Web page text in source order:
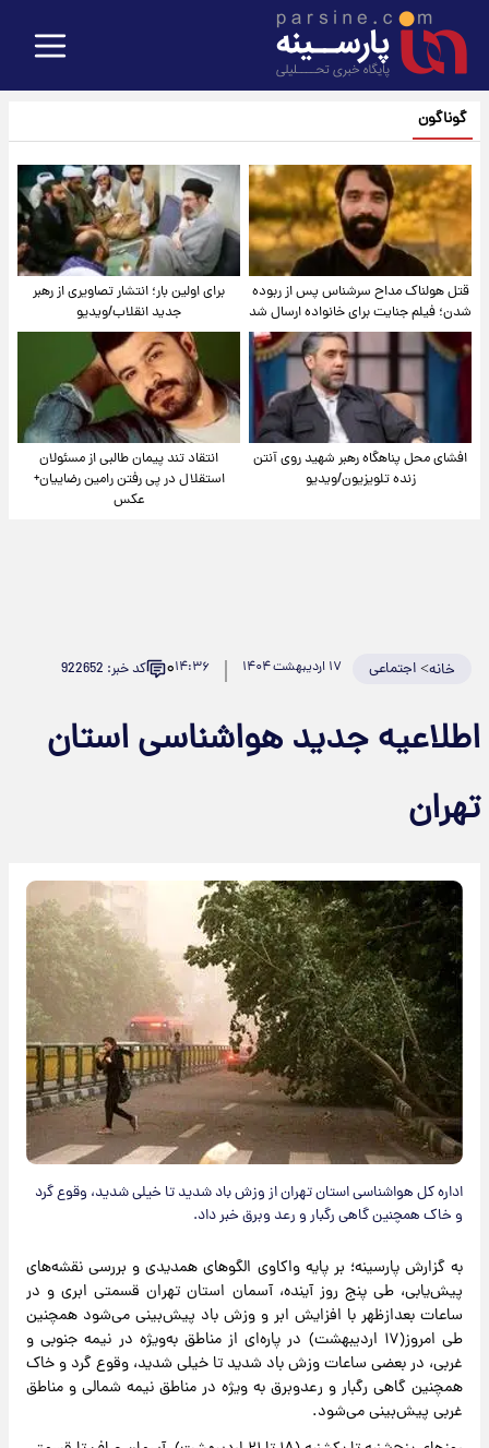
گوناگون
قتل هولناک مداح سرشناس پس از ربوده
شدن؛ فیلم جنایت برای خانواده ارسال شد
برای اولین بار؛ انتشار تصاویری از رهبر
جدید انقلاب/ویدیو
افشای محل پناهگاه‌ رهبر شهید روی آنتن
زنده تلویزیون/ویدیو
انتقاد تند پیمان طالبی از مسئولان
استقلال در پی رفتن رامین رضاییان+
عکس
خانه>اجتماعی ۱۷ اردیبهشت ۱۴۰۴ ۱۴:۳۶۰ کد خبر: 922652
اطلاعیه جدید هواشناسی استان
تهران
اداره کل هواشناسی استان تهران از وزش باد شدید تا خیلی شدید، وقوع گرد
و خاک همچنین گاهی رگبار و رعد وبرق خبر داد.
به گزارش پارسینه؛ بر پایه واکاوی الگوهای همدیدی و بررسی نقشه‌های
پیش‌یابی، طی پنج روز آینده، آسمان استان تهران قسمتی ابری و در
ساعات بعدازظهر با افزایش ابر و وزش باد پیش‌بینی می‌شود همچنین
طی امروز(۱۷ اردیبهشت) در پاره‌ای از مناطق به‌ویژه در نیمه جنوبی و
غربی، در بعضی ساعات وزش باد شدید تا خیلی شدید، وقوع گرد و خاک
همچنین گاهی رگبار و رعدوبرق به ویژه در مناطق نیمه شمالی و مناطق
غربی پیش‌بینی می‌شود.